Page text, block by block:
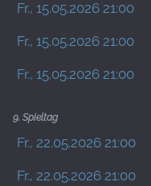
Fr., 15.05.2026 21:00
Fr., 15.05.2026 21:00
Fr., 15.05.2026 21:00
9. Spieltag
Fr., 22.05.2026 21:00
Fr., 22.05.2026 21:00